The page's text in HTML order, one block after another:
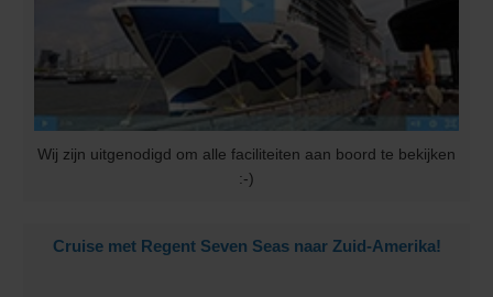
Wij zijn uitgenodigd om alle faciliteiten aan boord te bekijken
:-)
Cruise met Regent Seven Seas naar Zuid-Amerika!